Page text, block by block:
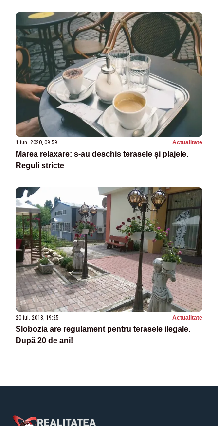
1 iun. 2020, 09:59 Actualitate
Marea relaxare: s-au deschis terasele și plajele.
Reguli stricte
20 iul. 2018, 19:25 Actualitate
Slobozia are regulament pentru terasele ilegale.
După 20 de ani!